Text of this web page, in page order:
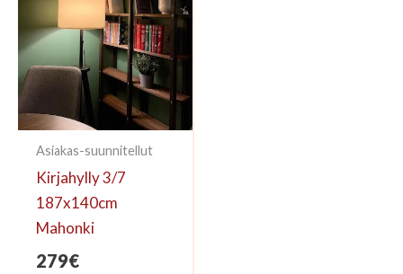
Asiakas-suunnitellut
Kirjahylly 3/7
187x140cm
Mahonki
279€